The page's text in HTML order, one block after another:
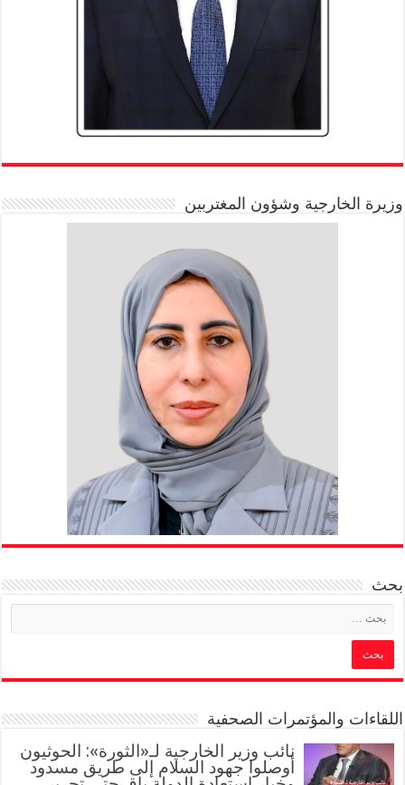
وزيرة الخارجية وشؤون المغتربين
بحث
اللقاءات والمؤتمرات الصحفية
‏نائب وزير الخارجية لـ«الثورة»: الحوثيون
أوصلوا جهود السلام إلى طريق مسدود